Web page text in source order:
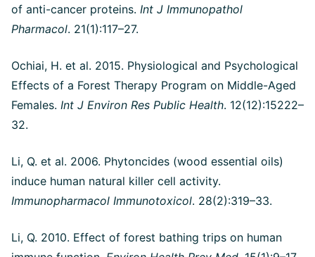
of anti-cancer proteins. Int J Immunopathol
Pharmacol. 21(1):117–27.
Ochiai, H. et al. 2015. Physiological and Psychological
Effects of a Forest Therapy Program on Middle-Aged
Females. Int J Environ Res Public Health. 12(12):15222–
32.
Li, Q. et al. 2006. Phytoncides (wood essential oils)
induce human natural killer cell activity.
Immunopharmacol Immunotoxicol. 28(2):319–33.
Li, Q. 2010. Effect of forest bathing trips on human